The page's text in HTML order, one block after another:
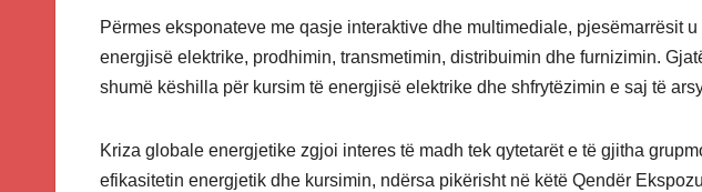
Përmes eksponateve me qasje interaktive dhe multimediale, pjesëmarrësit
energjisë elektrike, prodhimin, transmetimin, distribuimin dhe furnizimin.
shumë këshilla për kursim të energjisë elektrike dhe shfrytëzimin e saj të
Kriza globale energjetike zgjoi interes të madh tek qytetarët e të gjitha
efikasitetin energjetik dhe kursimin, ndërsa pikërisht në këtë Qendër